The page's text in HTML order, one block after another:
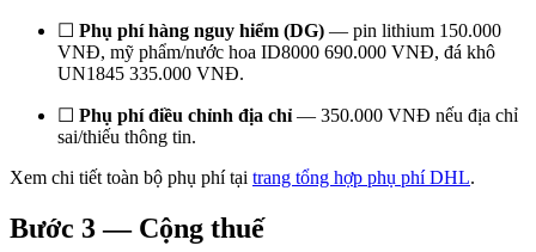
☐ Phụ phí hàng nguy hiểm (DG) — pin lithium 150.000
VNĐ, mỹ phẩm/nước hoa ID8000 690.000 VNĐ, đá khô
UN1845 335.000 VNĐ.
☐ Phụ phí điều chỉnh địa chỉ — 350.000 VNĐ nếu địa chỉ
sai/thiếu thông tin.
Xem chi tiết toàn bộ phụ phí tại trang tổng hợp phụ phí DHL.
Bước 3 — Cộng thuế